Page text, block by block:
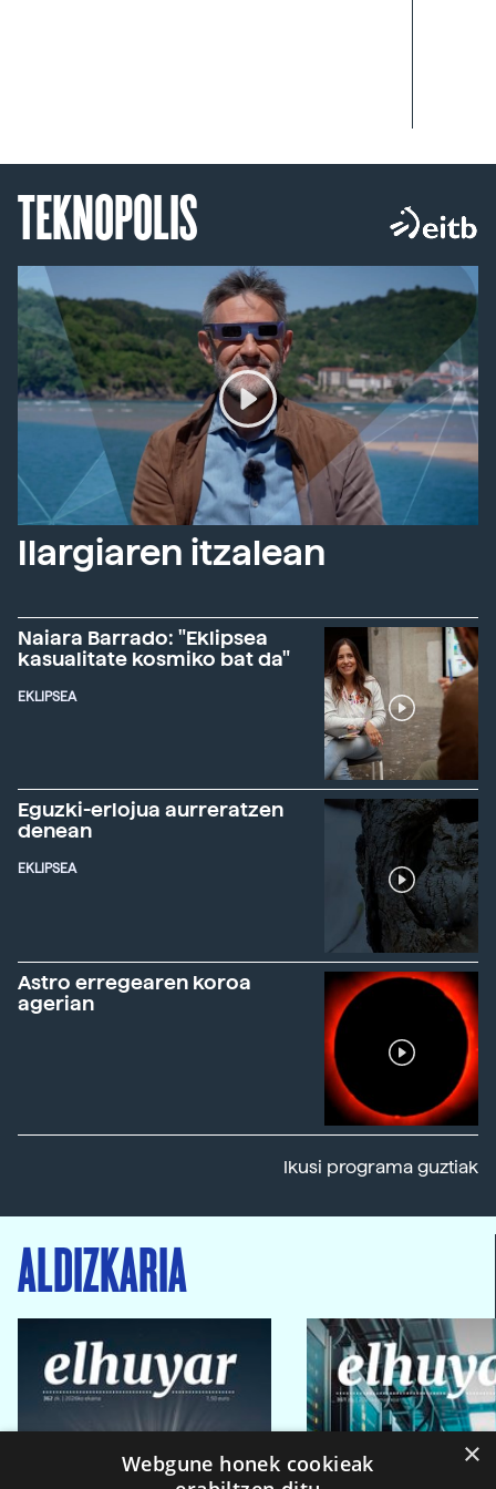
TEKNOPOLIS
Ilargiaren itzalean
Naiara Barrado: "Eklipsea
kasualitate kosmiko bat da"
EKLIPSEA
Eguzki-erlojua aurreratzen
denean
EKLIPSEA
Astro erregearen koroa
agerian
Ikusi programa guztiak
ALDIZKARIA
×
Webgune honek cookieak